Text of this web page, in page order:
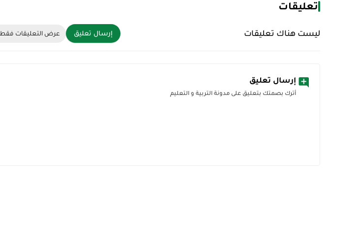
تعليقات
ليست هناك تعليقات إرسال تعليق عرض التعليقات فقط
إرسال تعليق
أترك بصمتك بتعليق على مدونة التربية و التعليم